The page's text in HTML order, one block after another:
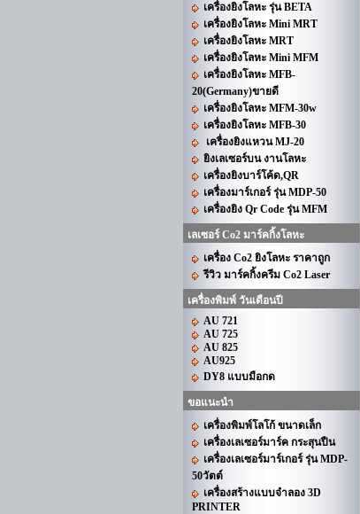
เครื่องยิงโลหะ รุ่น BETA
เครื่องยิงโลหะ Mini MRT
เครื่องยิงโลหะ MRT
เครื่องยิงโลหะ Mini MFM
เครื่องยิงโลหะ MFB-
20(Germany)ขายดี
เครื่องยิงโลหะ MFM-30w
เครื่องยิงโลหะ MFB-30
เครื่องยิงแหวน MJ-20
ยิงเลเซอร์บน งานโลหะ
เครื่องยิงบาร์โค้ด,QR
เครื่องมาร์เกอร์ รุ่น MDP-50
เครื่องยิง Qr Code รุ่น MFM
เลเซอร์ Co2 มาร์คกิ้งโลหะ
เครื่อง Co2 ยิงโลหะ ราคาถูก
รีวิว มาร์คกิ้งครีม Co2 Laser
เครื่องพิมพ์ วันเดือนปี
AU 721
AU 725
AU 825
AU925
DY8 แบบมือกด
ขอแนะนำ
เครื่องพิมพ์โลโก้ ขนาดเล็ก
เครื่องเลเซอร์มาร์ค กระสุนปืน
เครื่องเลเซอร์มาร์เกอร์ รุ่น MDP-
50วัตต์
เครื่องสร้างแบบจำลอง 3D
PRINTER